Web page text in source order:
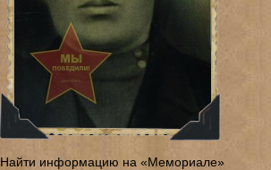
Найти информацию на «Мемориале»